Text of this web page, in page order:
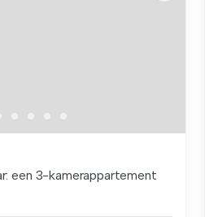
een 3-kamerappartement